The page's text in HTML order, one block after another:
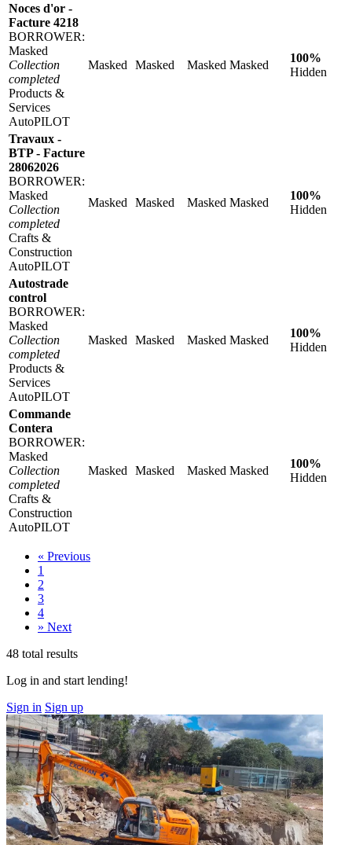
Noces d'or -
Facture 4218
BORROWER:
Masked
Collection
completed
Products &
Services
AutoPILOT
Masked Masked Masked Masked
100%
Hidden
Travaux -
BTP - Facture
28062026
BORROWER:
Masked
Collection
completed
Crafts &
Construction
AutoPILOT
Masked Masked Masked Masked
100%
Hidden
Autostrade
control
BORROWER:
Masked
Collection
completed
Products &
Services
AutoPILOT
Masked Masked Masked Masked
100%
Hidden
Commande
Contera
BORROWER:
Masked
Collection
completed
Crafts &
Construction
AutoPILOT
Masked Masked Masked Masked
100%
Hidden
« Previous
1
2
3
4
» Next
48 total results
Log in and start lending!
Sign in Sign up